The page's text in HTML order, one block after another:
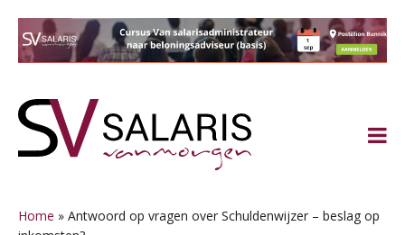
naar
hoofdnavigatie
naar
hoofd
naar
eerste
naar
voettekst
Home » Antwoord op vragen over Schuldenwijzer – beslag op